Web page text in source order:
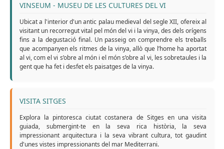
VINSEUM - MUSEU DE LES CULTURES DEL VI
Ubicat a l'interior d'un antic palau medieval del segle XII, ofereix al
visitant un recorregut vital pel món del vi i la vinya, des dels orígens
fins a la degustació final. Un passeig on comprendre els treballs
que acompanyen els ritmes de la vinya, allò que l’home ha aportat
al vi, com el vi s’obre al món i el món s’obre al vi, les sobretaules i la
gent que ha fet i desfet els paisatges de la vinya.
VISITA SITGES
Explora la pintoresca ciutat costanera de Sitges en una visita
guiada, submergint-te en la seva rica història, la seva
impressionant arquitectura i la seva vibrant cultura, tot gaudint
d'unes vistes impressionants del mar Mediterrani.